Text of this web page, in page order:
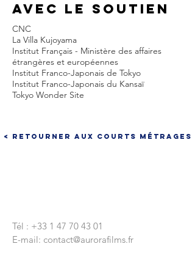
AVEC LE SOUTIEN
CNC
La Villa Kujoyama
Institut Français - Ministère des affaires
étrangères et européennes
Institut Franco-Japonais de Tokyo
Institut Franco-Japonais du Kansaï
Tokyo Wonder Site
< Retourner aux courts métrages
Tél : +33 1 47 70 43 01
E-mail: contact@aurorafilms.fr